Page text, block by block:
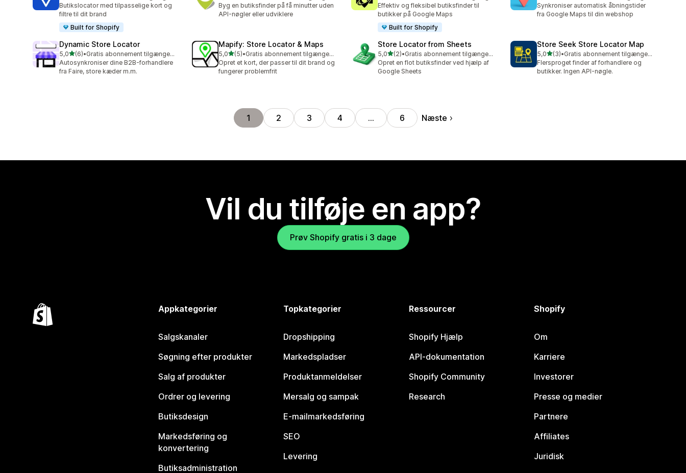
Butikslocator med tilpasselige kort og
filtre til dit brand
Built for Shopify
Byg en butiksfinder på få minutter uden
API-nøgler eller udviklere
Effektiv og fleksibel butiksfinder til
butikker på Google Maps
Built for Shopify
Synkroniser automatisk åbningstider
fra Google Maps til din webshop
Dynamic Store Locator
5,0ud af 5 stjerner
(6)
6 anmeldelser i alt
•
Gratis abonnement tilgængeligt
Autosynkroniser dine B2B-forhandlere
fra Faire, store kæder m.m.
Mapify: Store Locator & Maps
5,0ud af 5 stjerner
(5)
5 anmeldelser i alt
•
Gratis abonnement tilgængeligt
Opret et kort, der passer til dit brand og
fungerer problemfrit
Store Locator from Sheets
5,0ud af 5 stjerner
(2)
2 anmeldelser i alt
•
Gratis abonnement tilgængeligt
Opret en flot butiksfinder ved hjælp af
Google Sheets
Store Seek Store Locator Map
5,0ud af 5 stjerner
(3)
3 anmeldelser i alt
•
Gratis abonnement tilgængeligt
Flersproget finder af forhandlere og
butikker. Ingen API-nøgle.
1 2 3 4 … 6 Næste
Vil du tilføje en app?
Prøv Shopify gratis i 3 dage
Appkategorier
Salgskanaler
Søgning efter produkter
Salg af produkter
Ordrer og levering
Butiksdesign
Markedsføring og
konvertering
Butiksadministration
Topkategorier
Dropshipping
Markedspladser
Produktanmeldelser
Mersalg og sampak
E-mailmarkedsføring
SEO
Levering
Ressourcer
Shopify Hjælp
API-dokumentation
Shopify Community
Research
Shopify
Om
Karriere
Investorer
Presse og medier
Partnere
Affiliates
Juridisk